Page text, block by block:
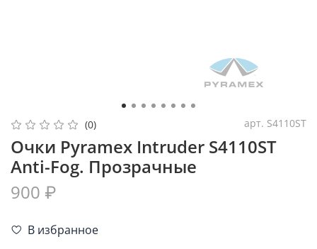
(0) арт. S4110ST
Очки Pyramex Intruder S4110ST
Anti-Fog. Прозрачные
900 ₽
В избранное